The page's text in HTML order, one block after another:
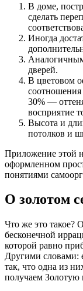
В доме,
сделать
Иногда
дверей.
В цветовом
соотношения
30% —
восприятие
Высота и
потолков и
Приложение этой
оформленном
понятиями
О золотом
Что же это такое?
бесконечной
которой равно
Другими словами:
так, что одна из
получаем